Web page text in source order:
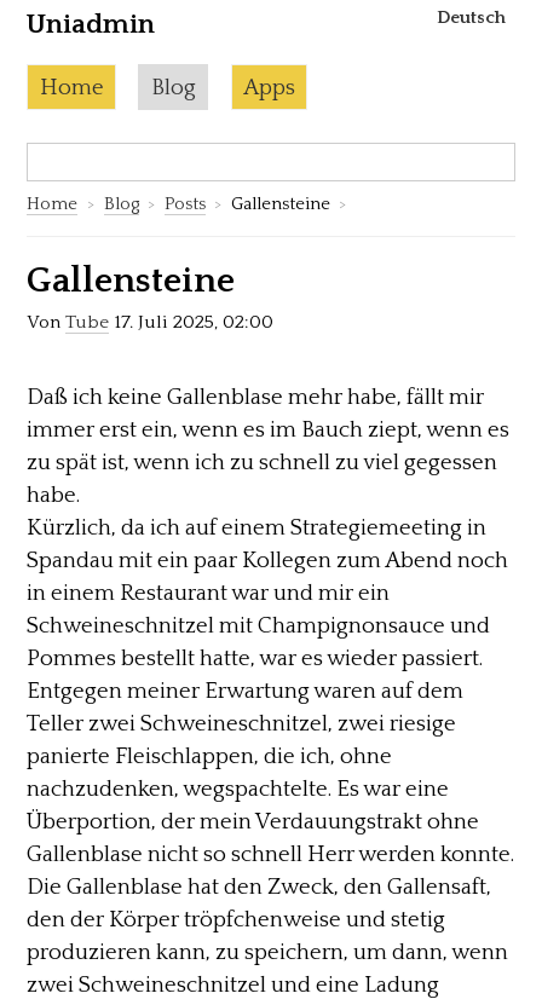
Uniadmin Deutsch
Skip to content
Home Current page:
Blog Apps
Home Blog Posts Gallensteine
Gallensteine
VonTube 17. Juli 2025, 02:00
Daß ich keine Gallenblase mehr habe, fällt mir
immer erst ein, wenn es im Bauch ziept, wenn es
zu spät ist, wenn ich zu schnell zu viel gegessen
habe.
Kürzlich, da ich auf einem Strategiemeeting in
Spandau mit ein paar Kollegen zum Abend noch
in einem Restaurant war und mir ein
Schweineschnitzel mit Champignonsauce und
Pommes bestellt hatte, war es wieder passiert.
Entgegen meiner Erwartung waren auf dem
Teller zwei Schweineschnitzel, zwei riesige
panierte Fleischlappen, die ich, ohne
nachzudenken, wegspachtelte. Es war eine
Überportion, der mein Verdauungstrakt ohne
Gallenblase nicht so schnell Herr werden konnte.
Die Gallenblase hat den Zweck, den Gallensaft,
den der Körper tröpfchenweise und stetig
produzieren kann, zu speichern, um dann, wenn
zwei Schweineschnitzel und eine Ladung